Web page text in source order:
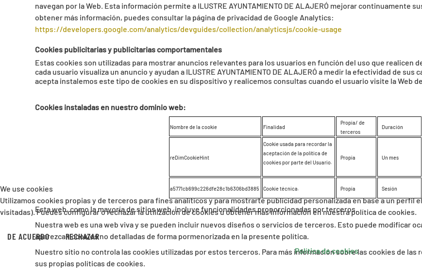
navegan por la Web. Esta información permite a ILUSTRE AYUNTAMIENTO DE ALAJERÓ mejorar continuamente
obtener más información, puedes consultar la página de privacidad de Google Analytics:
https://developers.google.com/analytics/devguides/collection/analyticsjs/cookie-usage
Cookies publicitarias y publicitarias comportamentales
Estas cookies son utilizadas para mostrar anuncios relevantes para los usuarios en función del uso que realicen
cada usuario visualiza un anuncio y ayudan a ILUSTRE AYUNTAMIENTO DE ALAJERÓ a medir la efectividad de
acepta instalemos este tipo de cookies en su dispositivo y realicemos consultas cuando el usuario visite la Web de
Cookies instaladas en nuestro dominio web:
Nombre de la cookie Finalidad
Propia/ de
terceros
Duración
reDimCookieHint
Cookie usada para recordar la
aceptación de la política de
cookies por parte del Usuario.
Propia Un mes
a5771cb699c226dfe28c1b6306bd3885 Cookie técnica. Propia Sesión
Esta web, como la mayoría de sitios web, incluye funcionalidades proporcionadas por terceros.
Nuestra web es una web viva y se pueden incluir nuevos diseños o servicios de terceros. Esto puede modificar
aparezcan cookies no detalladas de forma pormenorizada en la presente política.
Nuestro sitio no controla las cookies utilizadas por estos terceros. Para más información sobre las cookies de las
sus propias políticas de cookies.
We use cookies
Utilizamos cookies propias y de terceros para fines analíticos y para mostrarte publicidad personalizada en base a un perfil
visitadas). Puedes configurar o rechazar la utilización de cookies u obtener más información en nuestra política de cookies.
DE ACUERDO RECHAZAR
Política de cookies